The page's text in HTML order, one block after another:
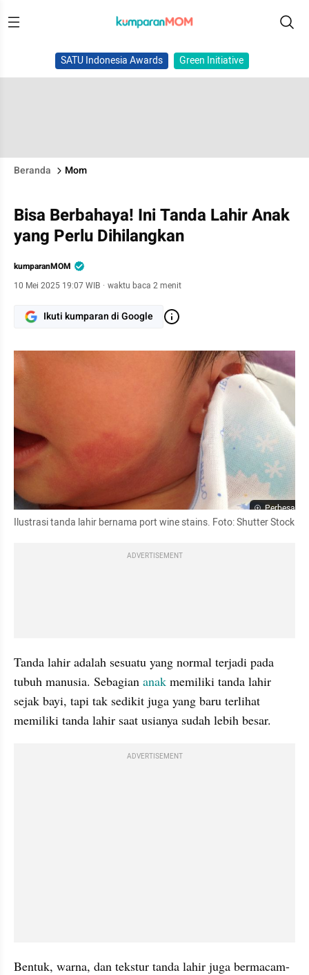
SATU Indonesia Awards Green Initiative
Beranda Mom
Bisa Berbahaya! Ini Tanda Lahir Anak
yang Perlu Dihilangkan
kumparanMOM
10 Mei 2025 19:07 WIB · waktu baca 2 menit
Ikuti kumparan di Google
Perbesar
Ilustrasi tanda lahir bernama port wine stains. Foto: Shutter Stock
ADVERTISEMENT
Tanda lahir adalah sesuatu yang normal terjadi pada
tubuh manusia. Sebagian anak memiliki tanda lahir
sejak bayi, tapi tak sedikit juga yang baru terlihat
memiliki tanda lahir saat usianya sudah lebih besar.
ADVERTISEMENT
Bentuk, warna, dan tekstur tanda lahir juga bermacam-